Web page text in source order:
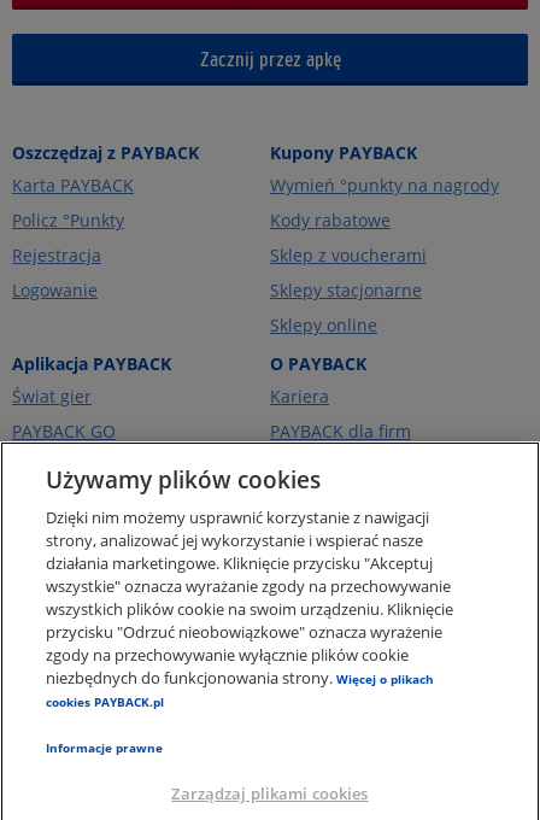
Zacznij przez apkę
Oszczędzaj z PAYBACK
Karta PAYBACK
Policz °Punkty
Rejestracja
Logowanie
Kupony PAYBACK
Wymień °punkty na nagrody
Kody rabatowe
Sklep z voucherami
Sklepy stacjonarne
Sklepy online
Aplikacja PAYBACK
Świat gier
PAYBACK GO
Portfel kart
Ceny paliw
O PAYBACK
Kariera
PAYBACK dla firm
PAYBACK Ekstra
O firmie
Pomoc i kontakt
Pogotowie Punktowe -
punkty za zakupy online
Regulaminy i Ochrona
Danych
Polityka plików Cookies
Używamy plików cookies
Dzięki nim możemy usprawnić korzystanie z nawigacji
strony, analizować jej wykorzystanie i wspierać nasze
działania marketingowe. Kliknięcie przycisku "Akceptuj
wszystkie" oznacza wyrażanie zgody na przechowywanie
wszystkich plików cookie na swoim urządzeniu. Kliknięcie
przycisku "Odrzuć nieobowiązkowe" oznacza wyrażenie
zgody na przechowywanie wyłącznie plików cookie
niezbędnych do funkcjonowania strony.Więcej o plikach
cookies PAYBACK.pl
Informacje prawne
Zarządzaj plikami cookies